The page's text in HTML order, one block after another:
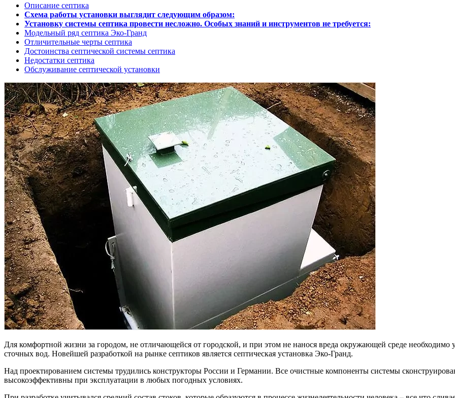
Описание септика
Схема работы установки выглядит следующим образом:
Установку системы септика провести несложно. Особых знаний и инструментов не требуется:
Модельный ряд септика Эко-Гранд
Отличительные черты септика
Достоинства септической системы септика
Недостатки септика
Обслуживание септической установки
Для комфортной жизни за городом, не отличающейся от городской, и при этом не нанося вреда окружающей среде необходимо
сточных вод. Новейшей разработкой на рынке септиков является септическая установка Эко-Гранд.
Над проектированием системы трудились конструкторы России и Германии. Все очистные компоненты системы
высокоэффективны при эксплуатации в любых погодных условиях.